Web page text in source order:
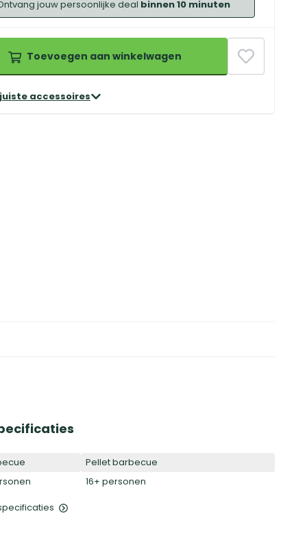
jouw persoonlijke deal binnen 10 minuten
Toevoegen aan winkelwagen
accessoires
Pellet barbecue
16+ personen